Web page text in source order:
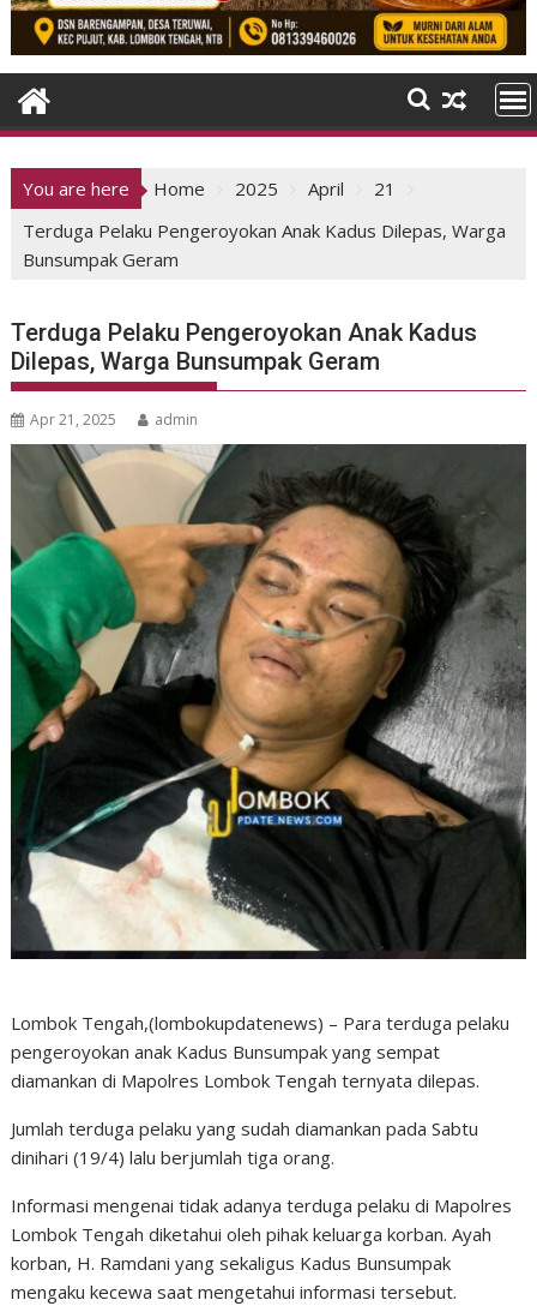
You are here Home 2025 April
21
Terduga Pelaku Pengeroyokan Anak Kadus Dilepas, Warga
Bunsumpak Geram
Terduga Pelaku Pengeroyokan Anak Kadus
Dilepas, Warga Bunsumpak Geram
Apr 21, 2025 admin
Lombok Tengah,(lombokupdatenews) – Para terduga pelaku
pengeroyokan anak Kadus Bunsumpak yang sempat
diamankan di Mapolres Lombok Tengah ternyata dilepas.
Jumlah terduga pelaku yang sudah diamankan pada Sabtu
dinihari (19/4) lalu berjumlah tiga orang.
Informasi mengenai tidak adanya terduga pelaku di Mapolres
Lombok Tengah diketahui oleh pihak keluarga korban. Ayah
korban, H. Ramdani yang sekaligus Kadus Bunsumpak
mengaku kecewa saat mengetahui informasi tersebut.